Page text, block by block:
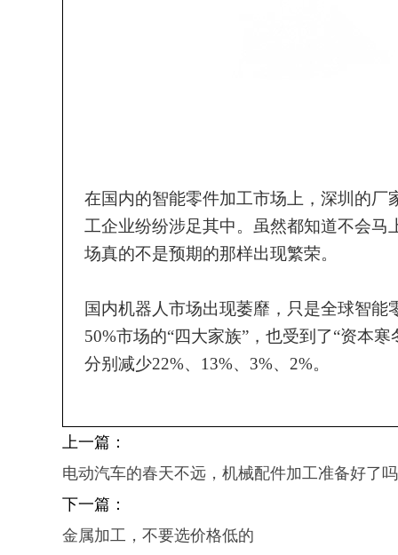
在国内的智能零件加工市场上，深圳的
工企业纷纷涉足其中。虽然都知道不会
场真的不是预期的那样出现繁荣。
国内机器人市场出现萎靡，只是全球智能
50%市场的“四大家族”， 也受到了“资本寒
分别减少22%、13%、3%、2%。
上一篇：
电动汽车的春天不远，机械配件加工准备好了
下一篇：
金属加工，不要选价格低的